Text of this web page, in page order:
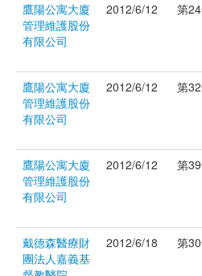
鷹陽公寓大廈
管理維護股份
有限公司
2012/6/12 第
鷹陽公寓大廈
管理維護股份
有限公司
2012/6/12 第
鷹陽公寓大廈
管理維護股份
有限公司
2012/6/12 第
戴德森醫療財
團法人嘉義基
2012/6/18 第